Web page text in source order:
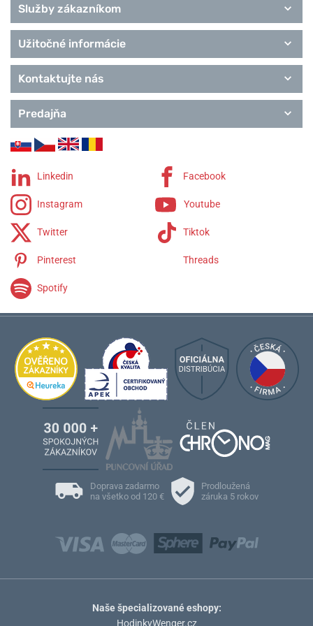
Služby zákazníkom
Užitočné informácie
Kontaktujte nás
Predajňa
Linkedin Facebook
Instagram Youtube
Twitter Tiktok
Pinterest Threads
Spotify
Doprava zadarmo
na všetko od 120 €
Prodloužená
záruka 5 rokov
Naše špecializované eshopy:
HodinkyWenger.cz